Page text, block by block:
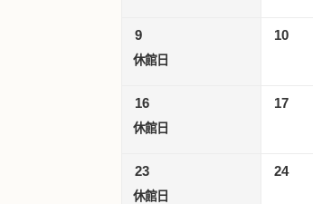
9
休館日
10
16
休館日
17
23
休館日
24